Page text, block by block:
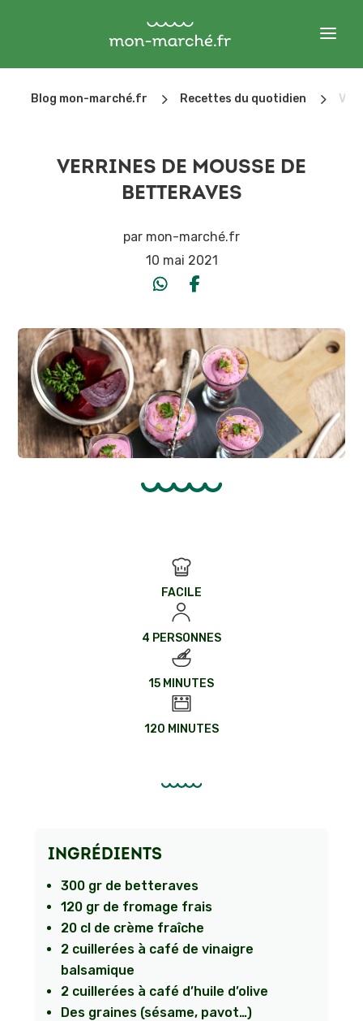
Blog mon-marché.fr 5 Recettes du quotidien 5
VERRINES DE MOUSSE DE
BETTERAVES
par mon-marché.fr
10 mai 2021
FACILE
4 PERSONNES
15 MINUTES
120 MINUTES
INGRÉDIENTS
300 gr de betteraves
120 gr de fromage frais
20 cl de crème fraîche
2 cuillerées à café de vinaigre
balsamique
2 cuillerées à café d’huile d’olive
Des graines (sésame, pavot…)